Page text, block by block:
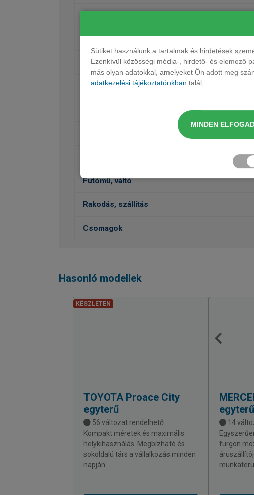
Sütiket használunk a tartalmak és hirdetések
Ezenkívül közösségi média-, hirdető- és elemező
más olyan adatokkal, amelyeket Ön adott meg
adatkezelési tájékoztatónkban talál.
MINDEN
Kerekek
Ülések, kárpit, dekor
Audió, Kommunikáció, Navigáció
Futómű, váltó
Rakodás, szállítás
Csomagok
Hasonló modellek
KÉSZLETEN
TOYOTA Proace City
egyterű
56 változat rendelhető
Kompakt méretek és maximális
helykihasználás. Megbízható és
sokoldalú társ a vállalkozás minden
napján.
egyterű
14
furgon